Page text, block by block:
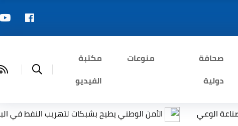
صحافة
دولية
منوعات
مكتبة
الفيديو
الأمن الوطني يطيح بشبكات لتهريب النفط في البصرة وذي قار